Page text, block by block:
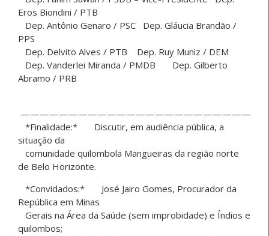
Eros Biondini / PTB
Dep. Antônio Genaro / PSC Dep. Gláucia Brandão /
PPS
Dep. Delvito Alves / PTB Dep. Ruy Muniz / DEM
Dep. Vanderlei Miranda / PMDB Dep. Gilberto
Abramo / PRB
————————————————————————
*Finalidade:* Discutir, em audiência pública, a
situação da
comunidade quilombola Mangueiras da região norte
de Belo Horizonte.
*Convidados:* José Jairo Gomes, Procurador da
República em Minas
Gerais na Área da Saúde (sem improbidade) e Índios e
quilombos;